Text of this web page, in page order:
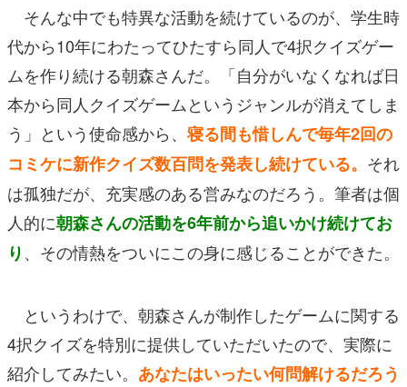
そんな中でも特異な活動を続けているのが、学生時
代から10年にわたってひたすら同人で4択クイズゲー
ムを作り続ける朝森さんだ。「自分がいなくなれば日
本から同人クイズゲームというジャンルが消えてしま
う」という使命感から、寝る間も惜しんで毎年2回の
コミケに新作クイズ数百問を発表し続けている。 それ
は孤独だが、充実感のある営みなのだろう。筆者は個
人的に朝森さんの活動を6年前から追いかけ続けてお
り、その情熱をついにこの身に感じることができた。
というわけで、朝森さんが制作したゲームに関する
4択クイズを特別に提供していただいたので、実際に
紹介してみたい。 あなたはいったい何問解けるだろう